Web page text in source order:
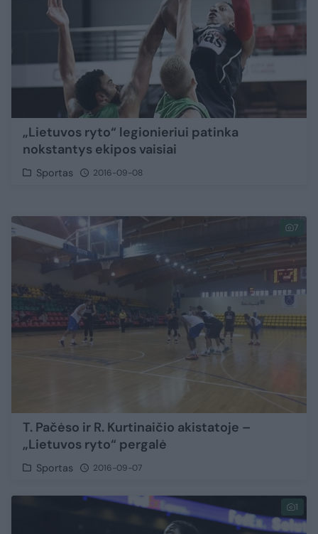
„Lietuvos ryto“ legionieriui patinka
nokstantys ekipos vaisiai
Sportas 2016-09-08
7
T. Pačėso ir R. Kurtinaičio akistatoje –
„Lietuvos ryto“ pergalė
Sportas 2016-09-07
1